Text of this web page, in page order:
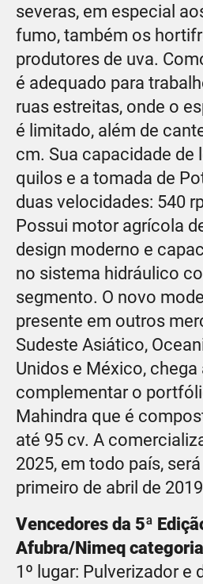
severas, em especial
fumo, também os
produtores de uva.
é adequado para
ruas estreitas, onde o
é limitado, além de
cm. Sua capacidade de
quilos e a tomada de
duas velocidades: 540
Possui motor agrícola
design moderno e
no sistema hidráulico
segmento. O novo
presente em outros
Sudeste Asiático,
Unidos e México, chega
complementar o
Mahindra que é
até 95 cv. A
2025, em todo país,
primeiro de abril de
Vencedores da 5ª
Afubra/Nimeq
1º lugar: Pulverizador e